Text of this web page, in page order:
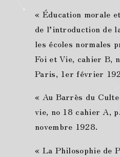
« Éducation morale
de l’introduction de
les écoles normales
Foi et Vie, cahier B,
Paris, 1er février
« Au Barrès du
vie, no 18 cahier A,
novembre 1928.
« La Philosophie de